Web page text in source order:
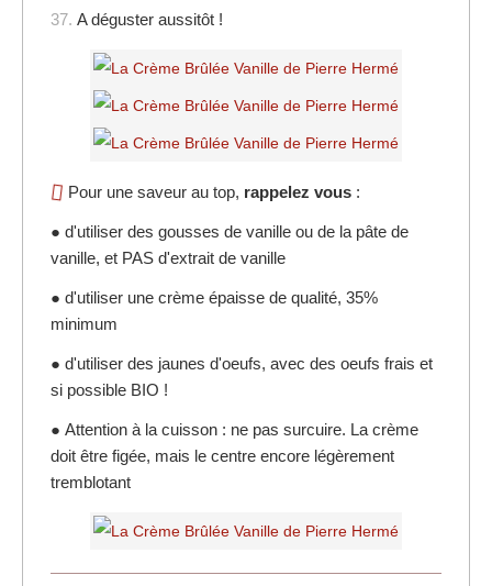
37. A déguster aussitôt !
Pour une saveur au top, rappelez vous :
● d'utiliser des gousses de vanille ou de la pâte de
vanille, et PAS d'extrait de vanille
● d'utiliser une crème épaisse de qualité, 35%
minimum
● d'utiliser des jaunes d'oeufs, avec des oeufs frais et
si possible BIO !
● Attention à la cuisson : ne pas surcuire. La crème
doit être figée, mais le centre encore légèrement
tremblotant